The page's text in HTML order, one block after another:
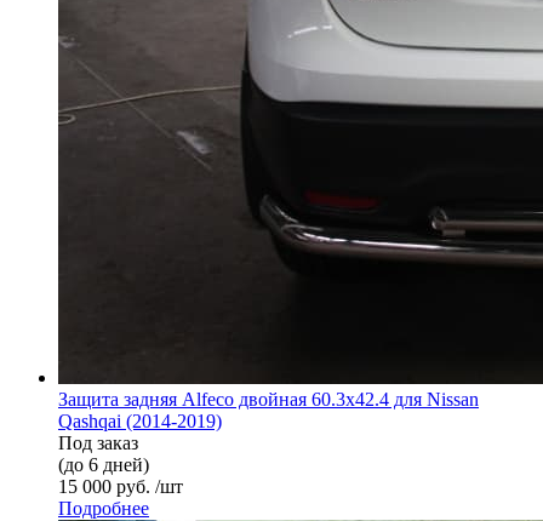
Защита задняя Alfeco двойная 60.3х42.4 для Nissan
Qashqai (2014-2019)
Под заказ
(до 6 дней)
15 000 руб. /шт
Подробнее